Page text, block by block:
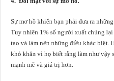
Sự mơ hồ khiến bạn phải đưa ra
Tuy nhiên 1% số người xuất chúng
tạo và làm nên những điều khác biệt.
khó khăn vì họ biết rằng làm như vậy
mạnh mẽ và giá trị hơn.